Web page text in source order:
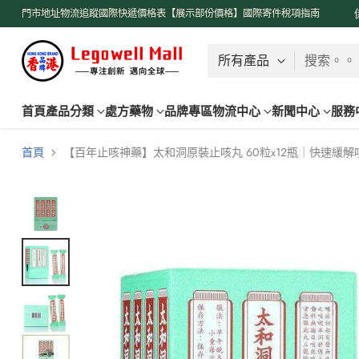
門市地址物流追蹤國際快遞價格表【展示部份價格】 國際寄件稅項指南
了解更多
搜索。
首頁產品分類 處方藥物 品牌專區物流中心 新聞中心 服務
首頁 【百年止咳神藥】太和洞原裝止咳丸 60粒x12瓶｜快速緩